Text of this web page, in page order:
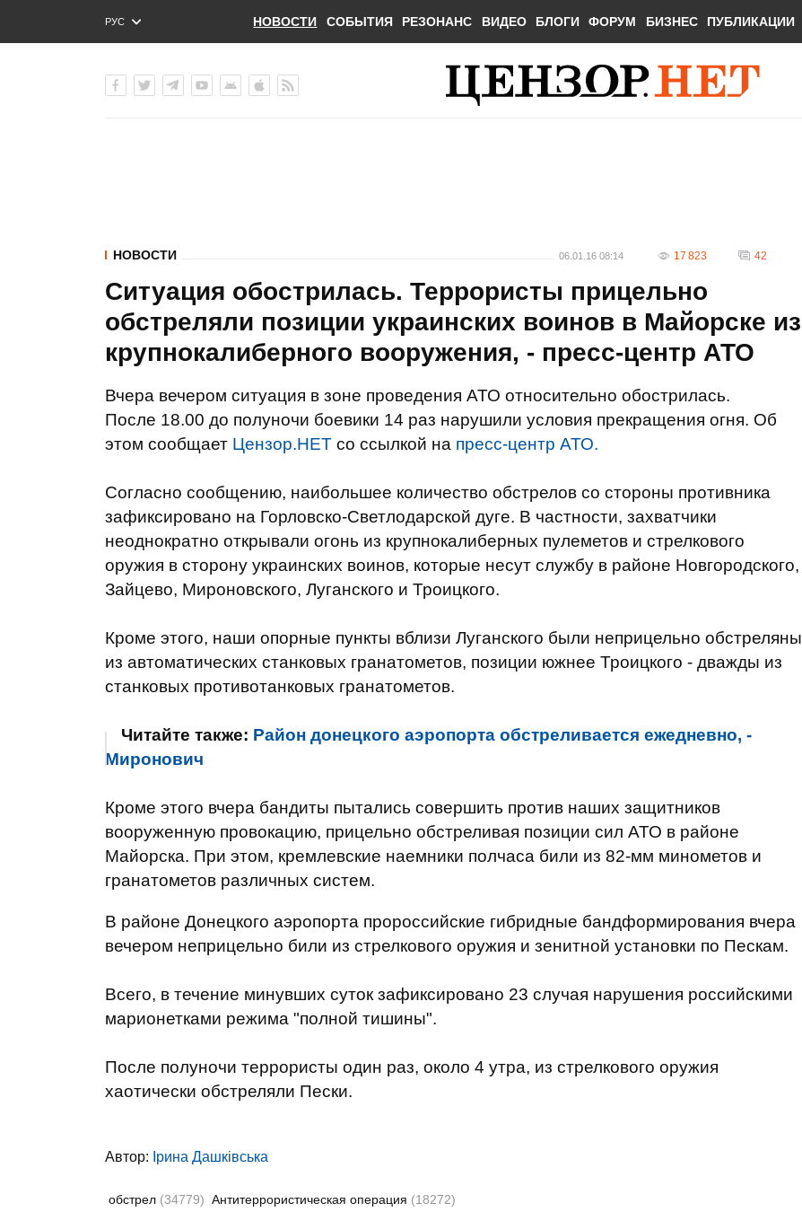
РУС
ENG
НОВОСТИ СОБЫТИЯ РЕЗОНАНС ВИДЕО БЛОГИ ФОРУМ БИЗНЕС ПУБЛИКАЦИИ
НОВОСТИ 06.01.16 08:14 17 823 42
Ситуация обострилась. Террористы прицельно
обстреляли позиции украинских воинов в Майорске из
крупнокалиберного вооружения, - пресс-центр АТО
Вчера вечером ситуация в зоне проведения АТО относительно обострилась.
После 18.00 до полуночи боевики 14 раз нарушили условия прекращения огня. Об
этом сообщает Цензор.НЕТ со ссылкой на пресс-центр АТО.
Согласно сообщению, наибольшее количество обстрелов со стороны противника
зафиксировано на Горловско-Светлодарской дуге. В частности, захватчики
неоднократно открывали огонь из крупнокалиберных пулеметов и стрелкового
оружия в сторону украинских воинов, которые несут службу в районе Новгородского,
Зайцево, Мироновского, Луганского и Троицкого.
Кроме этого, наши опорные пункты вблизи Луганского были неприцельно обстреляны
из автоматических станковых гранатометов, позиции южнее Троицкого - дважды из
станковых противотанковых гранатометов.
Читайте также: Район донецкого аэропорта обстреливается ежедневно, -
Миронович
Кроме этого вчера бандиты пытались совершить против наших защитников
вооруженную провокацию, прицельно обстреливая позиции сил АТО в районе
Майорска. При этом, кремлевские наемники полчаса били из 82-мм минометов и
гранатометов различных систем.
В районе Донецкого аэропорта пророссийские гибридные бандформирования вчера
вечером неприцельно били из стрелкового оружия и зенитной установки по Пескам.
Всего, в течение минувших суток зафиксировано 23 случая нарушения российскими
марионетками режима "полной тишины".
После полуночи террористы один раз, около 4 утра, из стрелкового оружия
хаотически обстреляли Пески.
Автор: Ірина Дашківська
обстрел (34779) Антитеррористическая операция (18272)